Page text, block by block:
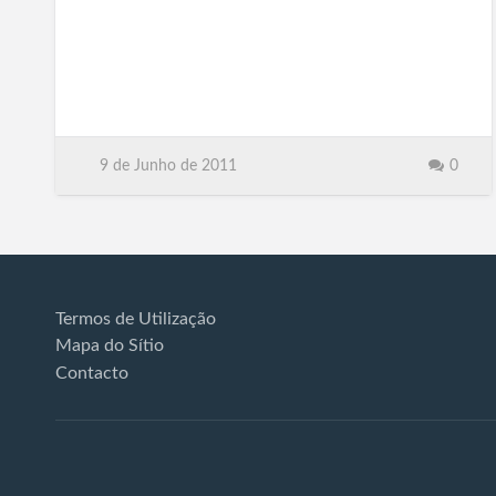
9 de Junho de 2011 0
Termos de Utilização
Mapa do Sítio
Contacto